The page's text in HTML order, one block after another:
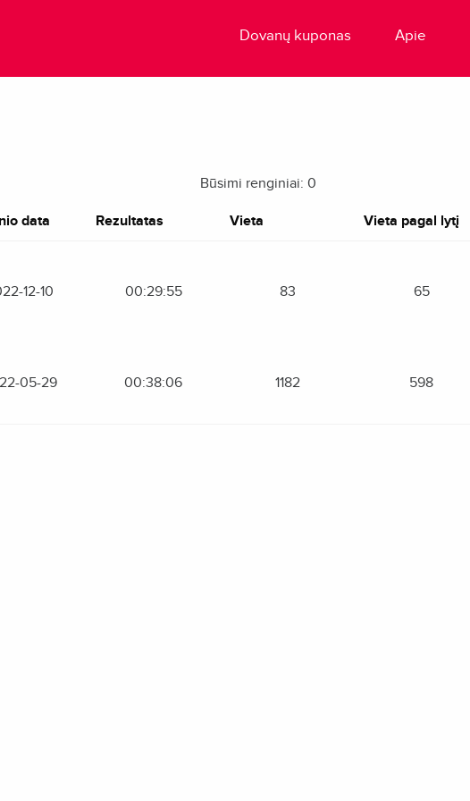
Dovanų kuponas Apie
Būsimi renginiai: 0
data Rezultatas Vieta Vieta pagal lytį
12-10 00:29:55 83 65
05-29 00:38:06 1182 598